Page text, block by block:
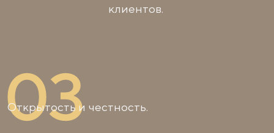
клиентов.
Открытость и честность.